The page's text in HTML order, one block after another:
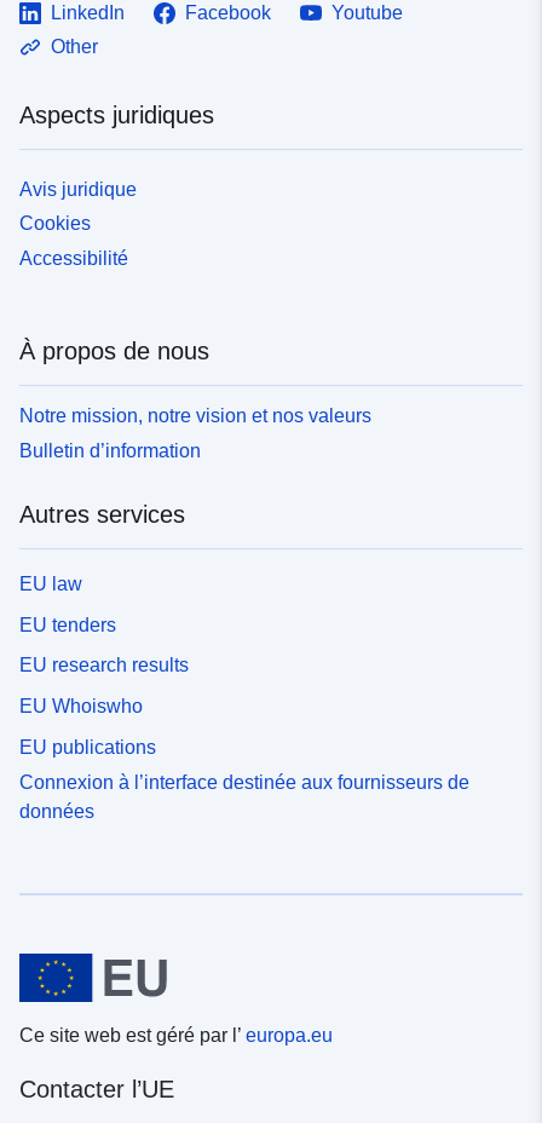
LinkedIn Facebook
Youtube
Other
Aspects juridiques
Avis juridique
Cookies
Accessibilité
À propos de nous
Notre mission, notre vision et nos valeurs
Bulletin d’information
Autres services
EU law
EU tenders
EU research results
EU Whoiswho
EU publications
Connexion à l’interface destinée aux fournisseurs de
données
Ce site web est géré par l’ europa.eu
Contacter l’UE